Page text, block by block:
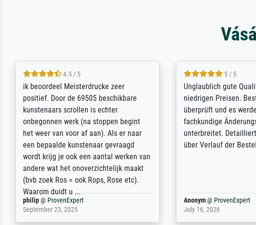
5 / 5
Die Zufriedenheit ist auch nicht dadurch
getrübt, dass das Bild entgegen einer
angegebenen Lieferanschrift (sollte
eine Überraschung für die normannische
Ehefrau sein zum Hochzeits- gleichzeitig
auch Geburtstag sein) doch nach zu
Hause zugestellt wurde.
Jürgen@ProvenExpert
April 22, 2026
5 / 5
Excellent / Highly
selection, ordering and
were easy, shipping
the item itself exceeds
am based in the UK
searching for a
SJL@ProvenExpert
December 2, 2025